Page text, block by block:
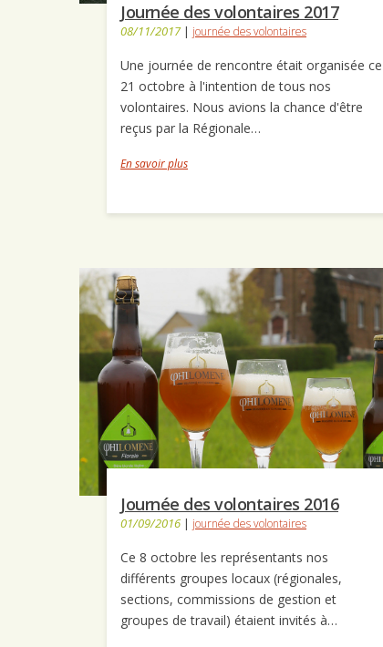
Journée des volontaires 2017
08/11/2017 | journée des volontaires
Une journée de rencontre était organisée ce
21 octobre à l'intention de tous nos
volontaires. Nous avions la chance d'être
reçus par la Régionale…
En savoir plus
Journée des volontaires 2016
01/09/2016 | journée des volontaires
Ce 8 octobre les représentants nos
différents groupes locaux (régionales,
sections, commissions de gestion et
groupes de travail) étaient invités à…